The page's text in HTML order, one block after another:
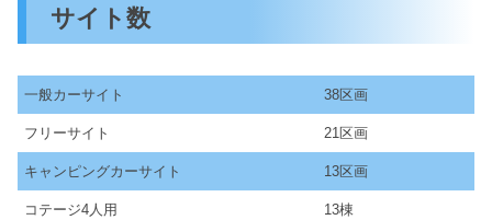
サイト数
一般カーサイト 38区画
フリーサイト 21区画
キャンピングカーサイト 13区画
コテージ4人用 13棟